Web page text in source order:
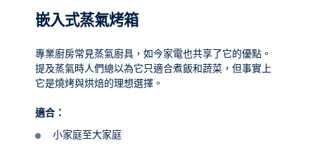
嵌入式蒸氣烤箱
專業廚房常見蒸氣廚具，如今家電也共享了它的優點。
提及蒸氣時人們總以為它只適合煮飯和蔬菜，但事實上
它是燒烤與烘焙的理想選擇。
適合：
小家庭至大家庭